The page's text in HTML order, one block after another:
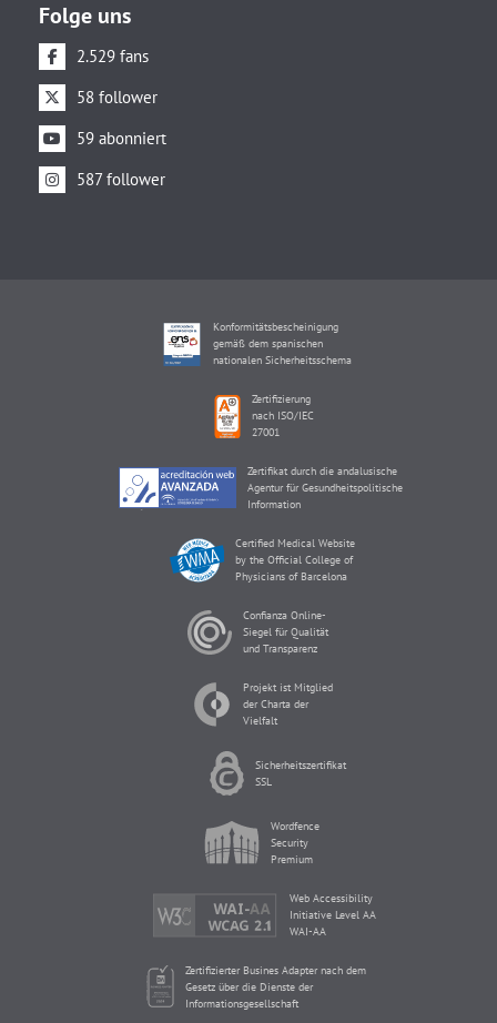
Folge uns
2.529 fans
58 follower
59 abonniert
587 follower
Konformitätsbescheinigung
gemäß dem spanischen
nationalen Sicherheitsschema
Zertifizierung
nach ISO/IEC
27001
Zertifikat durch die andalusische
Agentur für Gesundheitspolitische
Information
Certified Medical Website
by the Official College of
Physicians of Barcelona
Confianza Online-
Siegel für Qualität
und Transparenz
Projekt ist Mitglied
der Charta der
Vielfalt
Sicherheitszertifikat
SSL
Wordfence
Security
Premium
Web Accessibility
Initiative Level AA
WAI-AA
Zertifizierter Busines Adapter nach dem
Gesetz über die Dienste der
Informationsgesellschaft